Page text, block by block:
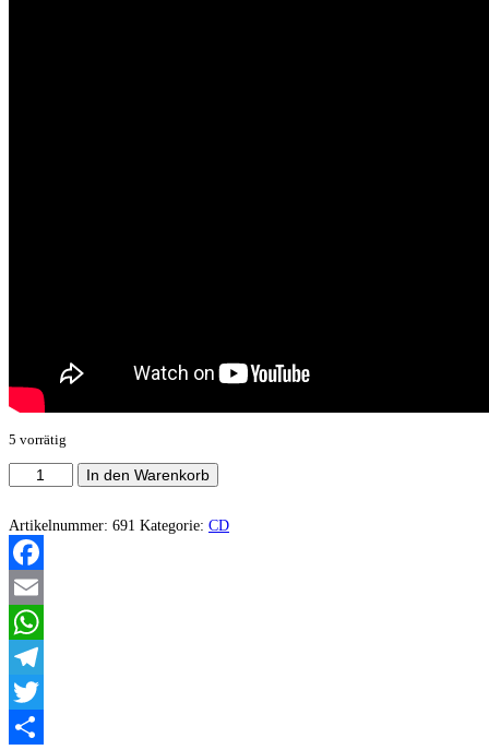
5 vorrätig
Ergotism
–
terre,
nos
aieux,
notre
fils
et
nos
morts…
Menge
In den Warenkorb
Artikelnummer: 691 Kategorie: CD
Facebook
Email
WhatsApp
Telegram
Twitter